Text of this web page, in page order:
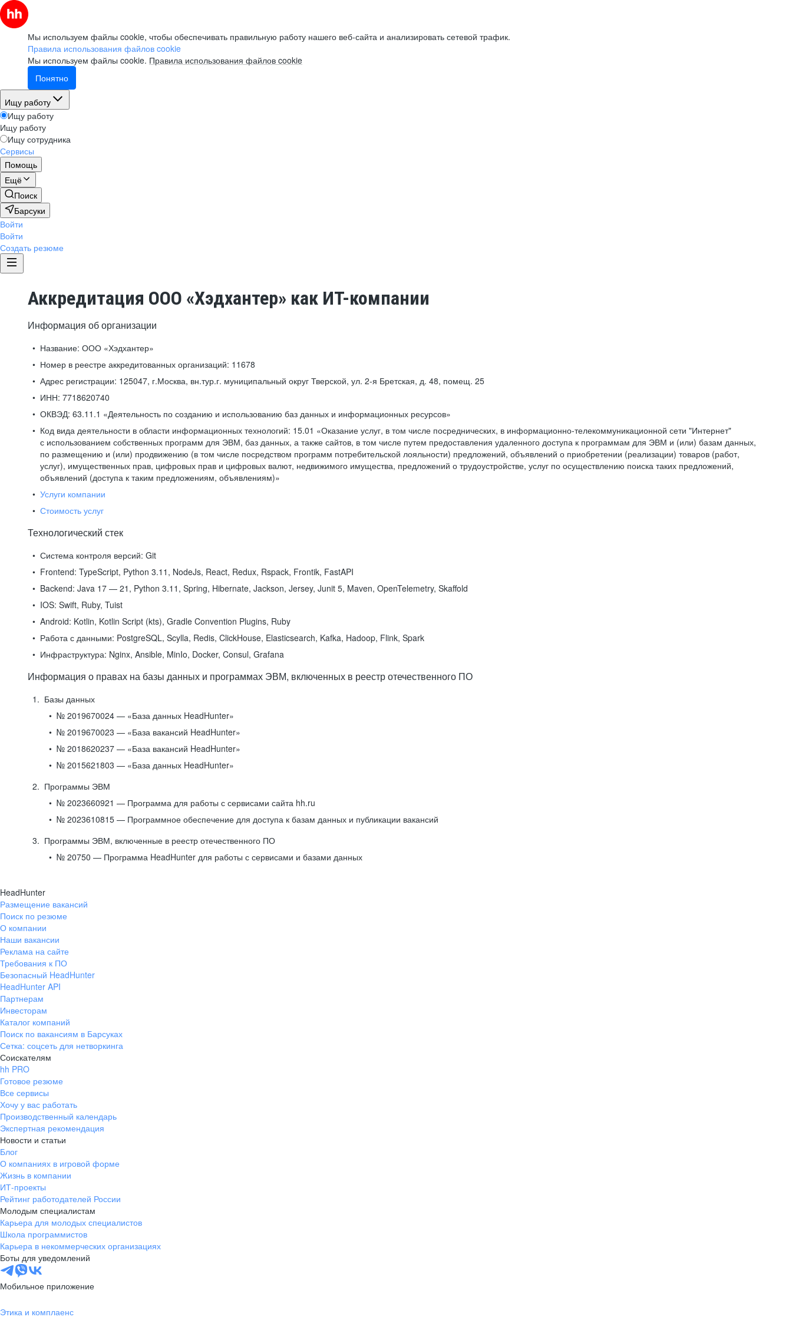
Мы используем файлы cookie, чтобы обеспечивать правильную работу нашего веб-сайта и анализировать сетевой трафик.
Правила использования файлов cookie
Мы используем файлы cookie. Правила использования файлов cookie
Понятно
Ищу работу
Ищу работу
Ищу работу
Ищу сотрудника
Сервисы
Помощь
Ещё
Поиск
Барсуки
Войти
Войти
Создать резюме
Аккредитация ООО «Хэдхантер» как ИТ-компании
Информация об организации
Название: ООО «Хэдхантер»
Номер в реестре аккредитованных организаций: 11678
Адрес регистрации: 125047, г.Москва, вн.тур.г. муниципальный округ Тверской, ул. 2-я Бретская, д. 48, помещ. 25
ИНН: 7718620740
ОКВЭД: 63.11.1 «Деятельность по созданию и использованию баз данных и информационных ресурсов»
Код вида деятельности в области информационных технологий: 15.01 «Оказание услуг, в том числе посреднических, в информационно-телекоммуникационной сети "Интернет"
с использованием собственных программ для ЭВМ, баз данных, а также сайтов, в том числе путем предоставления удаленного доступа к программам для ЭВМ и (или) базам данных,
по размещению и (или) продвижению (в том числе посредством программ потребительской лояльности) предложений, объявлений о приобретении (реализации) товаров (работ,
услуг), имущественных прав, цифровых прав и цифровых валют, недвижимого имущества, предложений о трудоустройстве, услуг по осуществлению поиска таких предложений,
объявлений (доступа к таким предложениям, объявлениям)»
Услуги компании
Стоимость услуг
Технологический стек
Система контроля версий: Git
Frontend: TypeScript, Python 3.11, NodeJs, React, Redux, Rspack, Frontik, FastAPI
Backend: Java 17 — 21, Python 3.11, Spring, Hibernate, Jackson, Jersey, Junit 5, Maven, OpenTelemetry, Skaffold
IOS: Swift, Ruby, Tuist
Android: Kotlin, Kotlin Script (kts), Gradle Convention Plugins, Ruby
Работа с данными: PostgreSQL, Scylla, Redis, ClickHouse, Elasticsearch, Kafka, Hadoop, Flink, Spark
Инфраструктура: Nginx, Ansible, MinIo, Docker, Consul, Grafana
Информация о правах на базы данных и программах ЭВМ, включенных в реестр отечественного ПО
Базы данных
№ 2019670024 — «База данных HeadHunter»
№ 2019670023 — «База вакансий HeadHunter»
№ 2018620237 — «База вакансий HeadHunter»
№ 2015621803 — «База данных HeadHunter»
Программы ЭВМ
№ 2023660921 — Программа для работы с сервисами сайта hh.ru
№ 2023610815 — Программное обеспечение для доступа к базам данных и публикации вакансий
Программы ЭВМ, включенные в реестр отечественного ПО
№ 20750 — Программа HeadHunter для работы с сервисами и базами данных
HeadHunter
Размещение вакансий
Поиск по резюме
О компании
Наши вакансии
Реклама на сайте
Требования к ПО
Безопасный HeadHunter
HeadHunter API
Партнерам
Инвесторам
Каталог компаний
Поиск по вакансиям в Барсуках
Сетка: соцсеть для нетворкинга
Соискателям
hh PRO
Готовое резюме
Все сервисы
Хочу у вас работать
Производственный календарь
Экспертная рекомендация
Новости и статьи
Блог
О компаниях в игровой форме
Жизнь в компании
ИТ-проекты
Рейтинг работодателей России
Молодым специалистам
Карьера для молодых специалистов
Школа программистов
Карьера в некоммерческих организациях
Боты для уведомлений
Мобильное приложение
Этика и комплаенс